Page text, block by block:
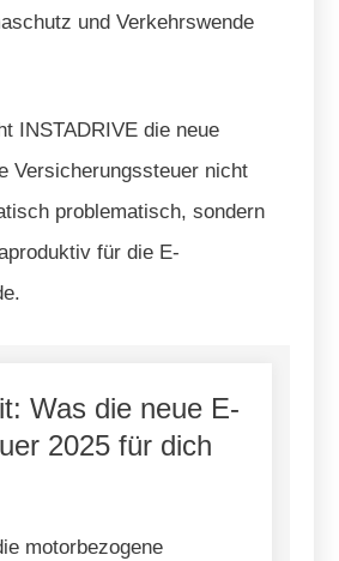
und Verkehrswende
INSTADRIVE die neue
Versicherungssteuer nicht
problematisch, sondern
für die E-
Was die neue E-
2025 für dich
motorbezogene